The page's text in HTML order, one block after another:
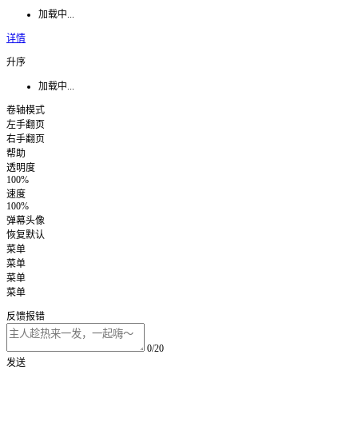
加载中...
详情
升序
加载中...
卷轴模式
左手翻页
右手翻页
帮助
透明度
100%
速度
100%
弹幕头像
恢复默认
菜单
菜单
菜单
菜单
反馈报错
0/20
发送